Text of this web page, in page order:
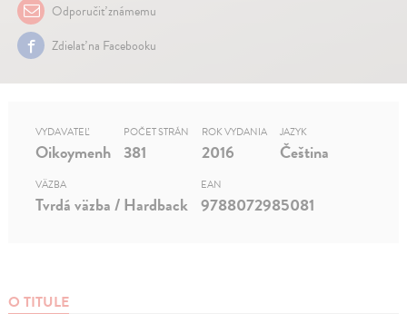
Odporučiť známemu
Zdielať na Facebooku
O TITULE
VYDAVATEĽ
Oikoymenh
POČET STRÁN
381
ROK VYDANIA
2016
JAZYK
Čeština
VÄZBA
Tvrdá väzba / Hardback
EAN
9788072985081